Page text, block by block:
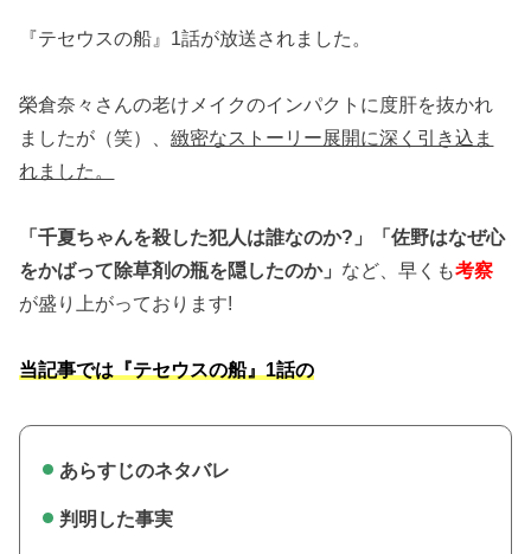
『テセウスの船』1話が放送されました。
榮倉奈々さんの老けメイクのインパクトに度肝を抜かれ
ましたが（笑）、緻密なストーリー展開に深く引き込ま
れました。
「千夏ちゃんを殺した犯人は誰なのか?」「佐野はなぜ心
をかばって除草剤の瓶を隠したのか」 など、早くも考察
が盛り上がっております!
当記事では『テセウスの船』1話の
あらすじのネタバレ
判明した事実